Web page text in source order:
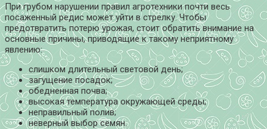
При грубом нарушении правил агротехники почти весь
посаженный редис может уйти в стрелку. Чтобы
предотвратить потерю урожая, стоит обратить внимание на
основные причины, приводящие к такому неприятному
явлению:
слишком длительный световой день;
загущение посадок;
обедненная почва;
высокая температура окружающей среды;
неправильный полив;
неверный выбор семян.